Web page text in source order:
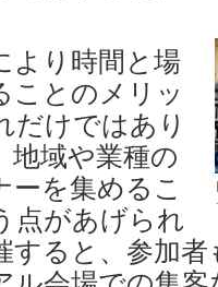
り時間と場
ことのメリッ
だけではあり
地域や業種の
ーを集めるこ
点があげられ
すると、参加